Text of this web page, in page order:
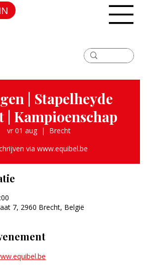
| Stapelheyde
| Kampioenschap
vr 01 aug
  |
Brecht
via www.equibel.be
7, 2960 Brecht, België